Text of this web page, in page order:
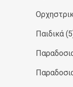
Παιδικά